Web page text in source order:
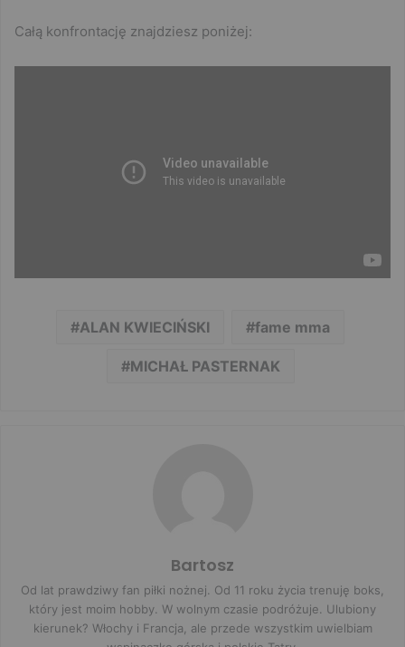
Całą konfrontację znajdziesz poniżej:
ALAN KWIECIŃSKI fame mma
MICHAŁ PASTERNAK
Bartosz
Od lat prawdziwy fan piłki nożnej. Od 11 roku życia trenuję boks,
który jest moim hobby. W wolnym czasie podróżuje. Ulubiony
kierunek? Włochy i Francja, ale przede wszystkim uwielbiam